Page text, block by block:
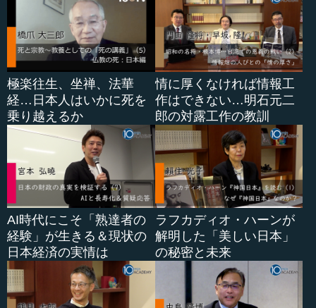
極楽往生、坐禅、法華
経…日本人はいかに死を
乗り越えるか
情に厚くなければ情報工
作はできない…明石元二
郎の対露工作の教訓
AI時代にこそ「熟達者の
経験」が生きる＆現状の
日本経済の実情は
ラフカディオ・ハーンが
解明した「美しい日本」
の秘密と未来